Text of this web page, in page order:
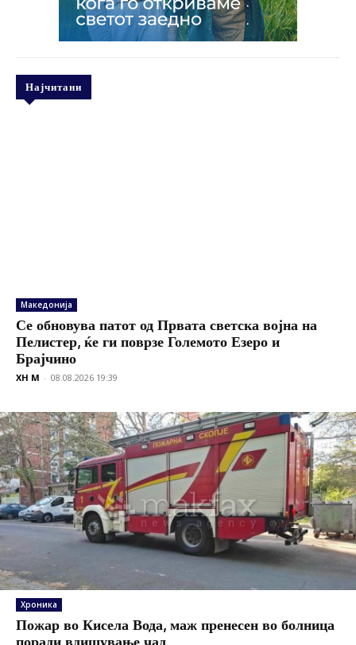
Најчитани
Македонија
Се обновува патот од Првата светска војна на
Пелистер, ќе ги поврзе Големото Езеро и
Брајчино
XH M - 08.08.2026 19:39
Хроника
Пожар во Кисела Вода, маж пренесен во болница
поради вдишување чад